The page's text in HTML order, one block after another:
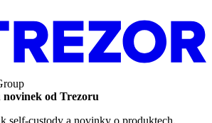
novinek od Trezoru
self-custody a novinky o produktech.